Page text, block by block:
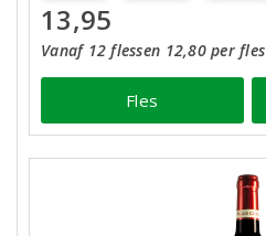
13,95
Vanaf 12 flessen 12,80 per fles
Fles